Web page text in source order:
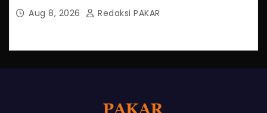
Aug 8, 2026 Redaksi PAKAR